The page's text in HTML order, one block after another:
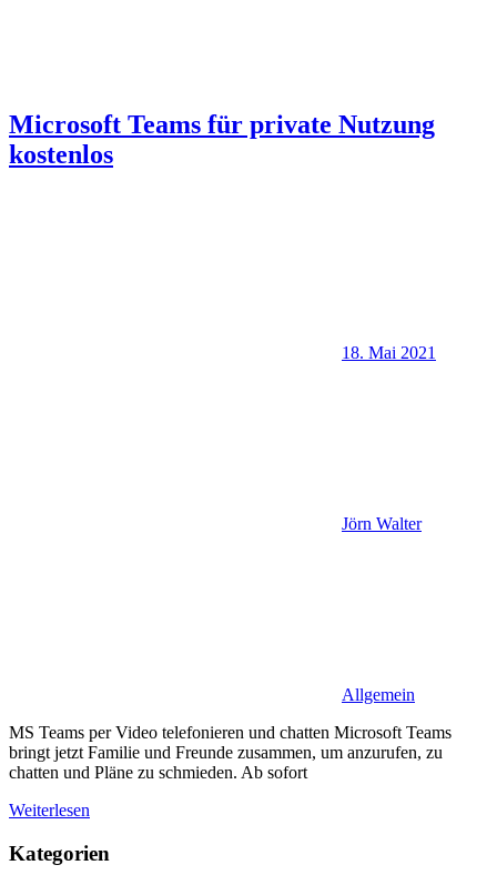
Microsoft Teams für private Nutzung
kostenlos
18. Mai 2021
Jörn Walter
Allgemein
MS Teams per Video telefonieren und chatten Microsoft Teams
bringt jetzt Familie und Freunde zusammen, um anzurufen, zu
chatten und Pläne zu schmieden. Ab sofort
Weiterlesen
Kategorien